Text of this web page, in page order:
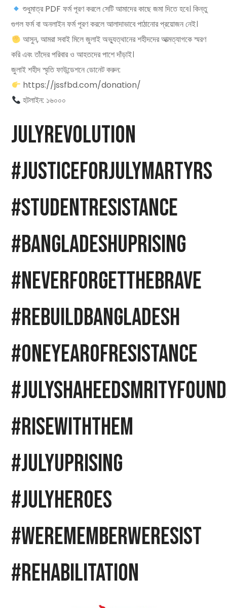
শুধুমাত্র PDF ফর্ম পূরণ করলে সেটি আমাদের কাছে জমা দিতে হবে। কিন্তু
গুগল ফর্ম বা অনলাইন ফর্ম পূরণ করলে আলাদাভাবে পাঠানোর প্রয়োজন নেই।
আসুন, আমরা সবাই মিলে জুলাই অভ্যুত্থানের শহীদদের আত্মত্যাগকে স্মরণ
করি এবং তাঁদের পরিবার ও আহতদের পাশে দাঁড়াই।
জুলাই শহীদ স্মৃতি ফাউন্ডেশনে ডোনেট করুন:
https://jssfbd.com/donation/
হটলাইন: ১৬০০০
JulyRevolution
#JusticeForJulyMartyrs
#StudentResistance
#BangladeshUprising
#NeverForgetTheBrave
#RebuildBangladesh
#OneYearOfResistance
#RiseWithThem
#JulyUprising
#JulyHeroes
#WeRememberWeResist
#rehabilitation